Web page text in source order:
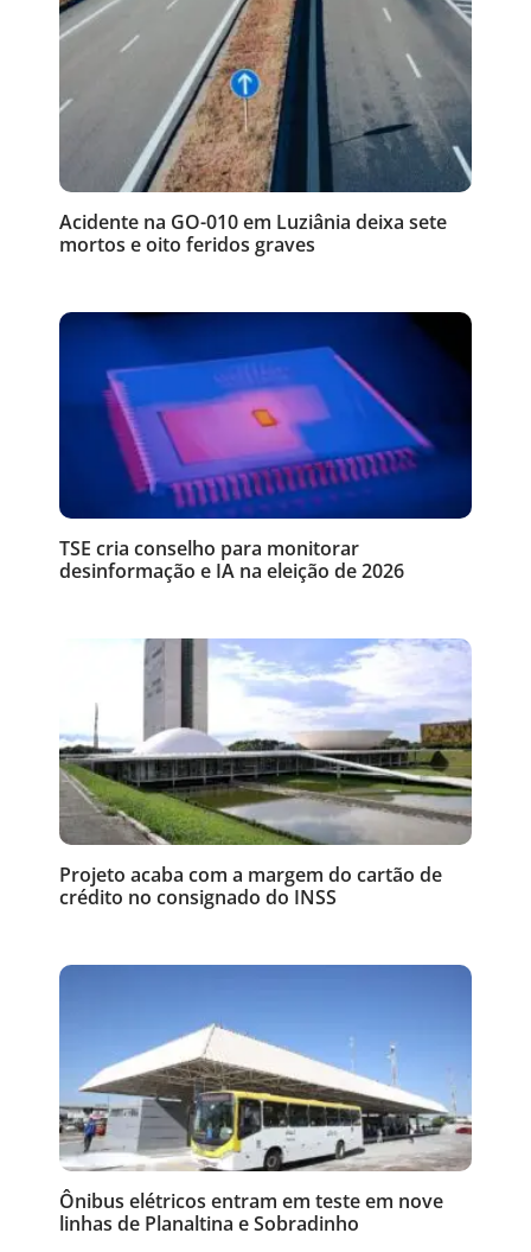
Acidente na GO-010 em Luziânia deixa sete
mortos e oito feridos graves
TSE cria conselho para monitorar
desinformação e IA na eleição de 2026
Projeto acaba com a margem do cartão de
crédito no consignado do INSS
Ônibus elétricos entram em teste em nove
linhas de Planaltina e Sobradinho